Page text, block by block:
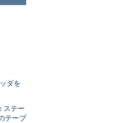
ダを
ステー
テーブ